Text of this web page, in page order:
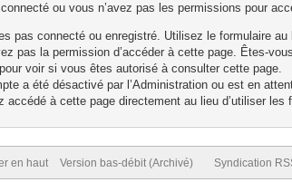
ou vous n’avez pas les permissions pour
pas connecté ou enregistré. Utilisez le formulaire
pas la permission d’accéder à cette page. Êtes-
voir si vous êtes autorisé à consulter cette page.
a été désactivé par l’Administration ou est en
accédé à cette page directement au lieu d’utiliser les
en haut Version bas-débit (Archivé) Syndication